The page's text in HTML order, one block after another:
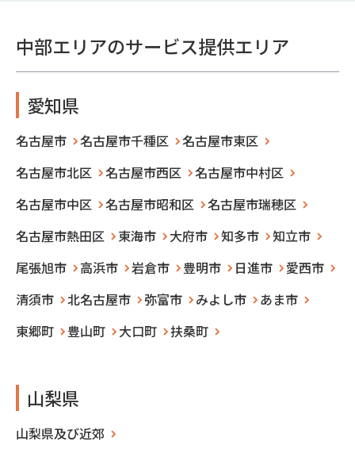
中部エリアのサービス提供エリア
愛知県
名古屋市 名古屋市千種区
名古屋市東区
名古屋市北区
名古屋市西区
名古屋市中村区
名古屋市中区
名古屋市昭和区
名古屋市瑞穂区
名古屋市熱田区
東海市 大府市 知多市
知立市
尾張旭市
高浜市 岩倉市 豊明市 日進市
愛西市
清須市
北名古屋市 弥富市 みよし市
あま市
東郷町
豊山町 大口町 扶桑町
山梨県
山梨県及び近郊